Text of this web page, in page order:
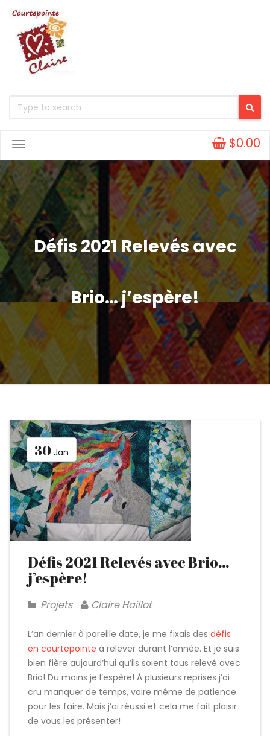
Toggle
Navigation
$0.00
Défis 2021 Relevés avec
Brio… j’espère!
30 Jan
Défis 2021 Relevés avec Brio…
j’espère!
Projets Claire Haillot
L’an dernier à pareille date, je me fixais des défis
en courtepointe à relever durant l’année. Et je suis
bien fière aujourd’hui qu’ils soient tous relevé avec
Brio! Du moins je l’espère! À plusieurs reprises j’ai
cru manquer de temps, voire même de patience
pour les faire. Mais j’ai réussi et cela me fait plaisir
de vous les présenter!